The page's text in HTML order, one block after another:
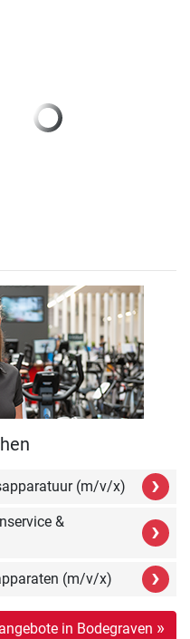
(m/v/x) ›
&
›
(m/v/x) ›
in Bodegraven »